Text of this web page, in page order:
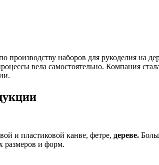
наборов для рукоделия на
вела самостоятельно. Компания
и пластиковой канве, фетре, дереве.
размеров и форм.